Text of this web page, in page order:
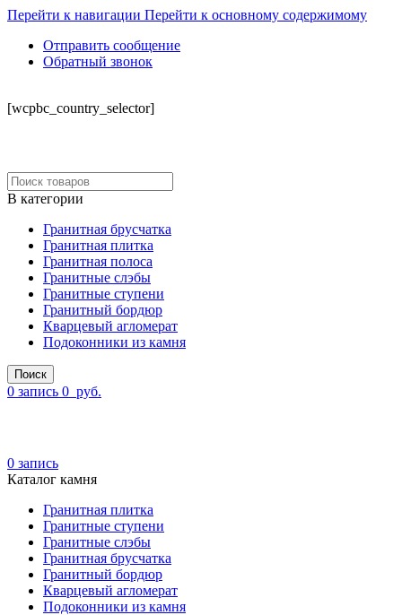
Перейти к навигации Перейти к основному содержимому
Отправить сообщение
Обратный звонок
[wcpbc_country_selector]
В категории
Гранитная брусчатка
Гранитная плитка
Гранитная полоса
Гранитные слэбы
Гранитные ступени
Гранитный бордюр
Кварцевый агломерат
Подоконники из камня
Поиск
0 запись 0 руб.
0 запись
Каталог камня
Гранитная плитка
Гранитные ступени
Гранитные слэбы
Гранитная брусчатка
Гранитный бордюр
Кварцевый агломерат
Подоконники из камня